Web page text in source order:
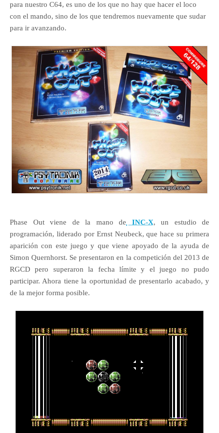
para nuestro C64, es uno de los que no hay que hacer el loco
con el mando, sino de los que tendremos nuevamente que sudar
para ir avanzando.
Phase Out viene de la mano de INC-X, un estudio de
programación, liderado por Ernst Neubeck, que hace su primera
aparición con este juego y que viene apoyado de la ayuda de
Simon Quernhorst. Se presentaron en la competición del 2013 de
RGCD pero superaron la fecha límite y el juego no pudo
participar. Ahora tiene la oportunidad de presentarlo acabado, y
de la mejor forma posible.